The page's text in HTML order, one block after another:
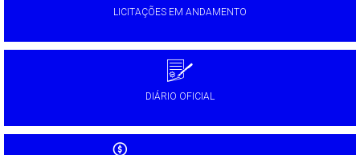
LICITAÇÕES EM ANDAMENTO
DIÁRIO OFICIAL